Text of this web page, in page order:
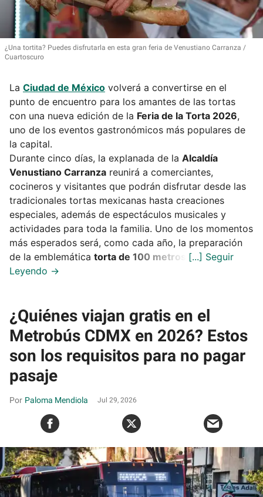
¿Una tortita? Puedes disfrutarla en esta gran feria de Venustiano Carranza
Cuartoscuro
La Ciudad de México volverá a convertirse en el
punto de encuentro para los amantes de las tortas
con una nueva edición de la Feria de la Torta 2026,
uno de los eventos gastronómicos más populares de
la capital.
Durante cinco días, la explanada de la Alcaldía
Venustiano Carranza reunirá a comerciantes,
cocineros y visitantes que podrán disfrutar desde las
tradicionales tortas mexicanas hasta creaciones
especiales, además de espectáculos musicales y
actividades para toda la familia. Uno de los momentos
más esperados será, como cada año, la preparación
de la emblemática torta de 100 metros
¿Quiénes viajan gratis en el
Metrobús CDMX en 2026? Estos
son los requisitos para no pagar
pasaje
Paloma Mendiola Jul 29, 2026